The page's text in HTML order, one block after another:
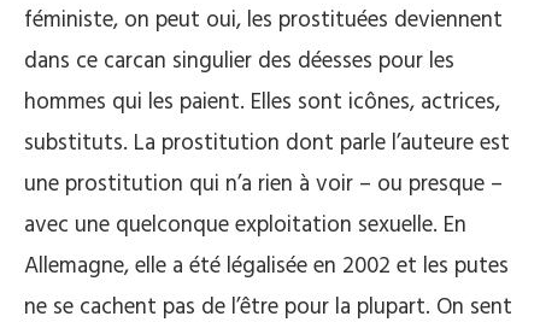
féministe, on peut oui, les prostituées deviennent
dans ce carcan singulier des déesses pour les
hommes qui les paient. Elles sont icônes, actrices,
substituts. La prostitution dont parle l’auteure est
une prostitution qui n’a rien à voir – ou presque –
avec une quelconque exploitation sexuelle. En
Allemagne, elle a été légalisée en 2002 et les putes
ne se cachent pas de l’être pour la plupart. On sent